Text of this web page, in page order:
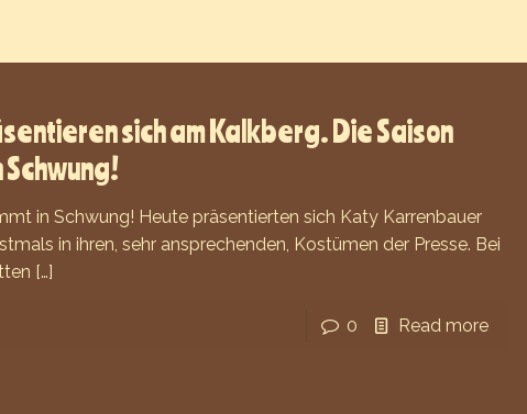
sich am Kalkberg. Die Saison
Schwung!
in Schwung! Heute präsentierten sich Katy Karrenbauer
in ihren, sehr ansprechenden, Kostümen der Presse. Bei
[…]
0 Read more